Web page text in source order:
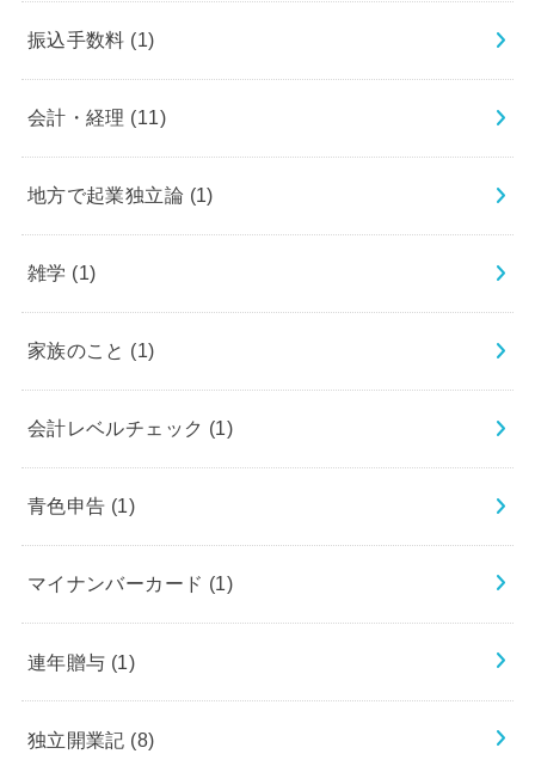
振込手数料 (1)
会計・経理 (11)
地方で起業独立論 (1)
雑学 (1)
家族のこと (1)
会計レベルチェック (1)
青色申告 (1)
マイナンバーカード (1)
連年贈与 (1)
独立開業記 (8)